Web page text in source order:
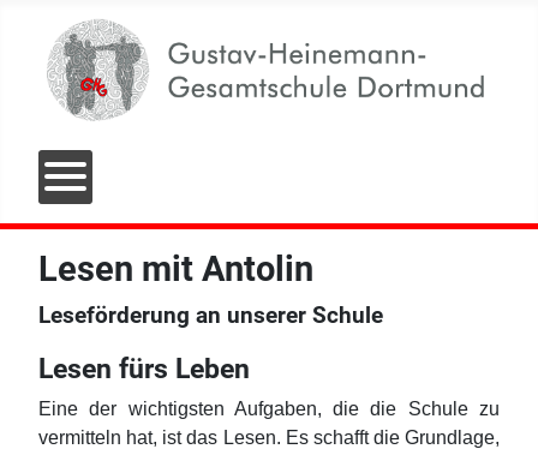
Lesen mit Antolin
Leseförderung an unserer Schule
Lesen fürs Leben
Eine der wichtigsten Aufgaben, die die Schule zu
vermitteln hat, ist das Lesen. Es schafft die Grundlage,